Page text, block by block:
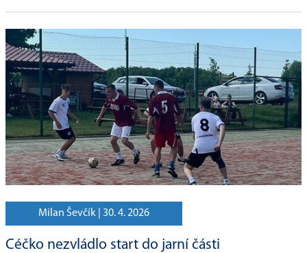
Milan Ševčík | 30. 4. 2026
Céčko nezvládlo start do jarní části